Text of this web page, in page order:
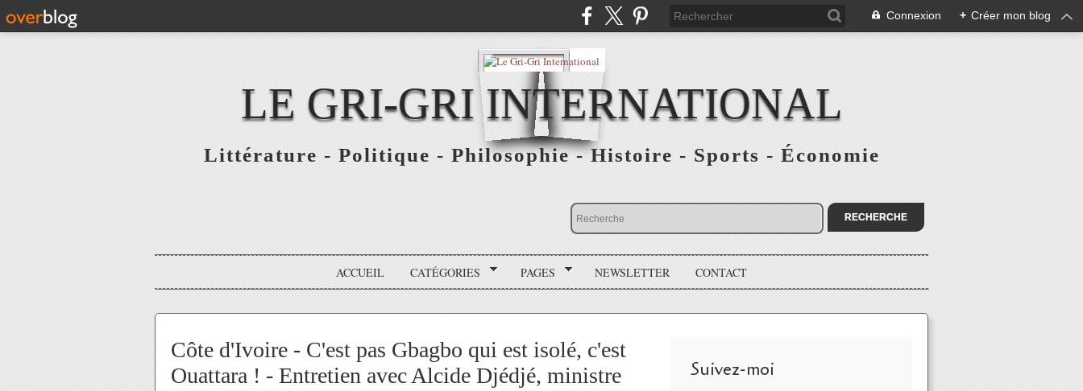
Connexion + Créer mon blog
LE GRI-GRI INTERNATIONAL
Littérature - Politique - Philosophie - Histoire - Sports - Économie
ACCUEIL CATÉGORIES PAGES NEWSLETTER CONTACT
Côte d'Ivoire - C'est pas Gbagbo qui est isolé, c'est
Ouattara ! - Entretien avec Alcide Djédjé, ministre
Suivez-moi